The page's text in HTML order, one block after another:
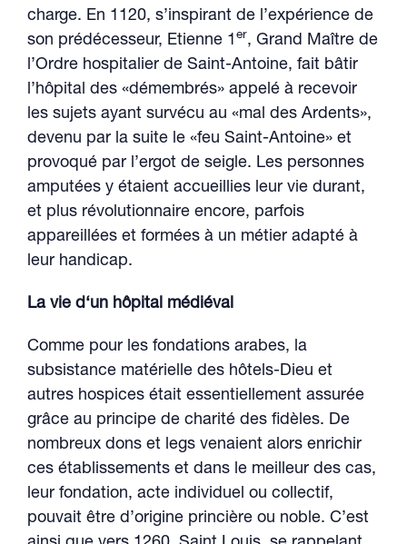
charge. En 1120, s’inspirant de l’expérience de
son prédécesseur, Etienne 1 er, Grand Maître de
l’Ordre hospitalier de Saint-Antoine, fait bâtir
l’hôpital des «démembrés» appelé à recevoir
les sujets ayant survécu au «mal des Ardents»,
devenu par la suite le «feu Saint-Antoine» et
provoqué par l’ergot de seigle. Les personnes
amputées y étaient accueillies leur vie durant,
et plus révolutionnaire encore, parfois
appareillées et formées à un métier adapté à
leur handicap.
La vie d‘un hôpital médiéval
Comme pour les fondations arabes, la
subsistance matérielle des hôtels-Dieu et
autres hospices était essentiellement assurée
grâce au principe de charité des fidèles. De
nombreux dons et legs venaient alors enrichir
ces établissements et dans le meilleur des cas,
leur fondation, acte individuel ou collectif,
pouvait être d’origine princière ou noble. C’est